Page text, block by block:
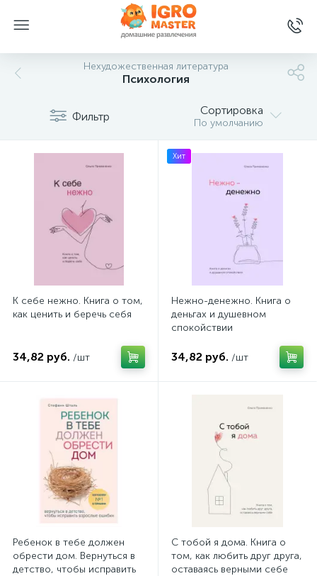
Нехудожественная литература
Психология
Фильтр Сортировка
По умолчанию
К себе нежно. Книга о том,
как ценить и беречь себя
34,82 руб. /шт
Хит
Нежно-денежно. Книга о
деньгах и душевном
спокойствии
34,82 руб. /шт
Ребенок в тебе должен
обрести дом. Вернуться в
детство, чтобы исправить
С тобой я дома. Книга о
том, как любить друг друга,
оставаясь верными себе